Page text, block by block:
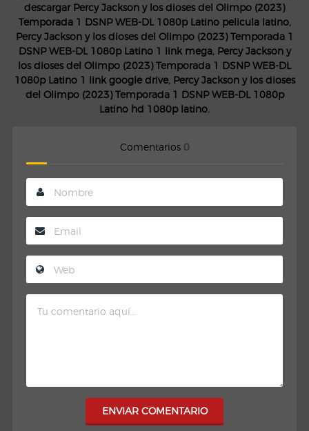
descargar Percy Jackson y los dioses del Olimpo (2023)
Temporada 1 DSNP WEB-DL 1080p Latino pelicula latino,
Percy Jackson y los dioses del Olimpo (2023) Temporada 1
DSNP WEB-DL 1080p Latino 1 link mega, Percy Jackson y
los dioses del Olimpo (2023) Temporada 1 DSNP WEB-DL
1080p Latino 1 link google drive, Percy Jackson y los dioses
del Olimpo (2023) Temporada 1 DSNP WEB-DL 1080p
Latino hd 1080p latino.
Comentarios 0
ENVIAR COMENTARIO